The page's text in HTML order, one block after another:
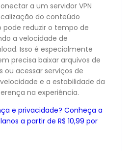
a um servidor VPN
do conteúdo
pode reduzir o tempo de
a velocidade de
Isso é especialmente
precisa baixar arquivos de
ou acessar serviços de
e a estabilidade da
na experiência.
e privacidade? Conheça a
a partir de R$ 10,99 por